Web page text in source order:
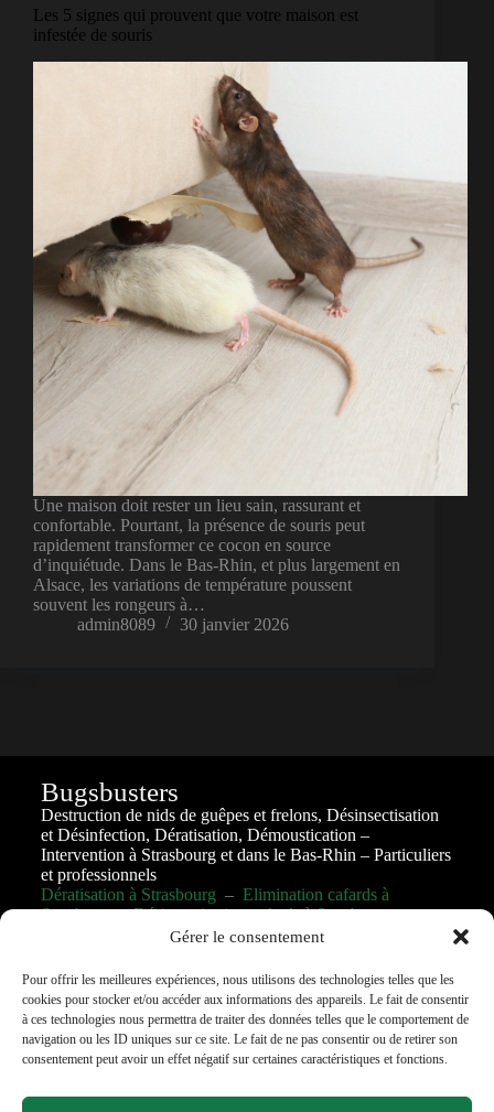
Gérer le consentement
Pour offrir les meilleures expériences, nous utilisons des technologies telles que les
cookies pour stocker et/ou accéder aux informations des appareils. Le fait de consentir
à ces technologies nous permettra de traiter des données telles que le comportement de
navigation ou les ID uniques sur ce site. Le fait de ne pas consentir ou de retirer son
consentement peut avoir un effet négatif sur certaines caractéristiques et fonctions.
Les 5 signes qui prouvent que votre maison est
infestée de souris
Une maison doit rester un lieu sain, rassurant et
confortable. Pourtant, la présence de souris peut
rapidement transformer ce cocon en source
d’inquiétude. Dans le Bas-Rhin, et plus largement en
Alsace, les variations de température poussent
souvent les rongeurs à…
admin8089
30 janvier 2026
Bugsbusters
Destruction de nids de guêpes et frelons, Désinsectisation
et Désinfection, Dératisation, Démoustication –
Intervention à Strasbourg et dans le Bas-Rhin – Particuliers
et professionnels
Dératisation à Strasbourg – Elimination cafards à
Strasbourg–Désinsectisation cafards à Strasbourg
Téléphone:07 60 36 06 87
Horaire: 24h/24; 7jr/7